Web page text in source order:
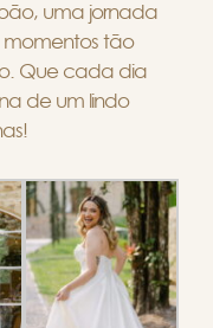
uma jornada
tão
Que cada dia
de um lindo